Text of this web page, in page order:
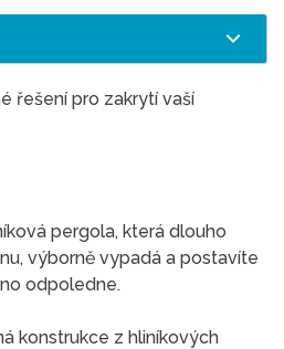
řešení pro zakrytí vaší
pergola, která dlouho
výborně vypadá a postavíte
odpoledne.
konstrukce z hliníkových